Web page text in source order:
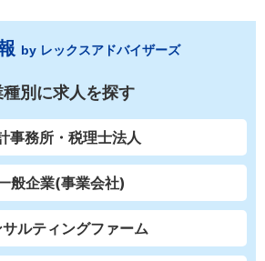
by レックスアドバイザーズ
種別に求人を探す
事務所・税理士法人
般企業(事業会社)
サルティングファーム